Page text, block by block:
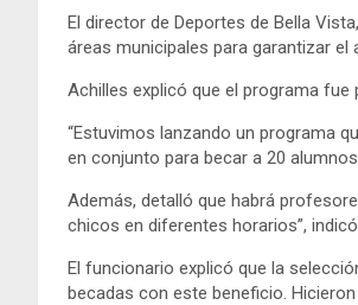
El director de Deportes de Bella Vista,
áreas municipales para garantizar
Achilles explicó que el programa
“Estuvimos lanzando un programa
en conjunto para becar a 20
Además, detalló que habrá
chicos en diferentes horarios”,
El funcionario explicó que la
becadas con este beneficio.